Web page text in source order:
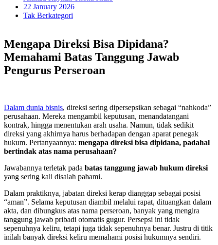
22 January 2026
Tak Berkategori
Mengapa Direksi Bisa Dipidana?
Memahami Batas Tanggung Jawab
Pengurus Perseroan
Dalam dunia bisnis, direksi sering dipersepsikan sebagai “nahkoda”
perusahaan. Mereka mengambil keputusan, menandatangani
kontrak, hingga menentukan arah usaha. Namun, tidak sedikit
direksi yang akhirnya harus berhadapan dengan aparat penegak
hukum. Pertanyaannya: mengapa direksi bisa dipidana, padahal
bertindak atas nama perusahaan?
Jawabannya terletak pada batas tanggung jawab hukum direksi
yang sering kali disalah pahami.
Dalam praktiknya, jabatan direksi kerap dianggap sebagai posisi
“aman”. Selama keputusan diambil melalui rapat, dituangkan dalam
akta, dan dibungkus atas nama perseroan, banyak yang mengira
tanggung jawab pribadi otomatis gugur. Persepsi ini tidak
sepenuhnya keliru, tetapi juga tidak sepenuhnya benar. Justru di titik
inilah banyak direksi keliru memahami posisi hukumnya sendiri.